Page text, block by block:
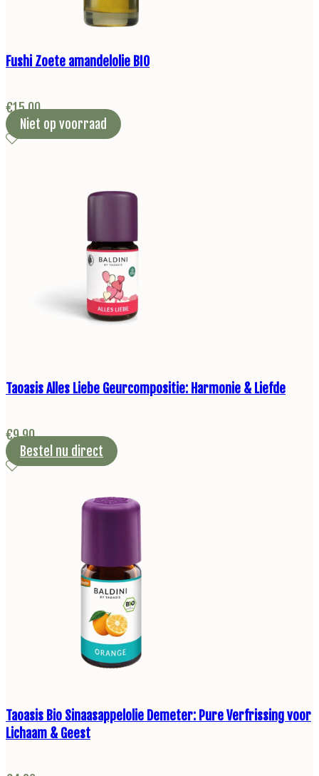
Fushi Zoete amandelolie BIO
€15,00
Niet op voorraad
Taoasis Alles Liebe Geurcompositie: Harmonie & Liefde
€9,90
Bestel nu direct
Taoasis Bio Sinaasappelolie Demeter: Pure Verfrissing voor
Lichaam & Geest